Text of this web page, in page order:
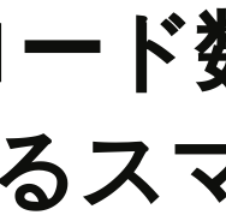
ド
ス